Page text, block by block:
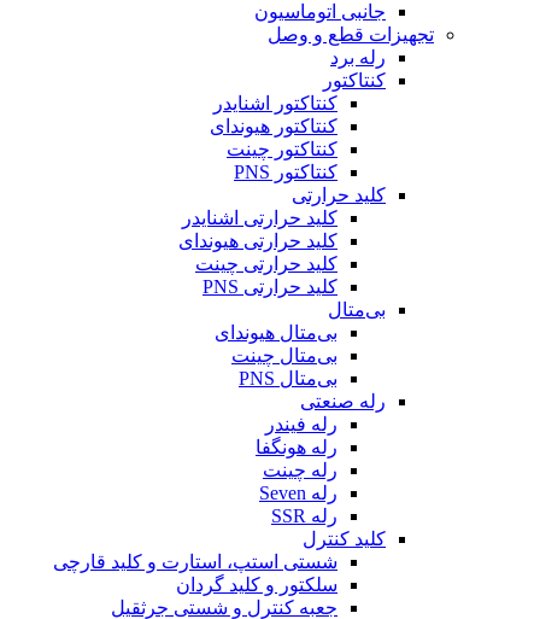
جانبی اتوماسیون
تجهیزات قطع و وصل
رله برد
کنتاکتور
کنتاکتور اشنایدر
کنتاکتور هیوندای
کنتاکتور چینت
کنتاکتور PNS
کلید حرارتی
کلید حرارتی اشنایدر
کلید حرارتی هیوندای
کلید حرارتی چینت
کلید حرارتی PNS
بی‌متال
بی‌متال هیوندای
بی‌متال چینت
بی‌متال PNS
رله صنعتی
رله فیندر
رله هونگفا
رله چینت
رله Seven
رله SSR
کلید کنترل
شستی استپ، استارت و کلید قارچی
سلکتور و کلید گردان
جعبه کنترل و شستی جرثقیل